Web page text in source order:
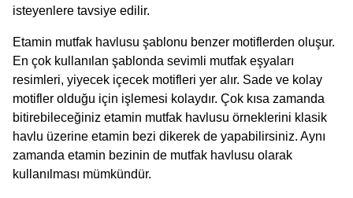
isteyenlere tavsiye edilir.
Etamin mutfak havlusu şablonu benzer motiflerden oluşur.
En çok kullanılan şablonda sevimli mutfak eşyaları
resimleri, yiyecek içecek motifleri yer alır. Sade ve kolay
motifler olduğu için işlemesi kolaydır. Çok kısa zamanda
bitirebileceğiniz etamin mutfak havlusu örneklerini klasik
havlu üzerine etamin bezi dikerek de yapabilirsiniz. Aynı
zamanda etamin bezinin de mutfak havlusu olarak
kullanılması mümkündür.